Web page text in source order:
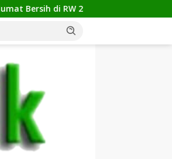
23, Warga Sampaikan Aspirasi